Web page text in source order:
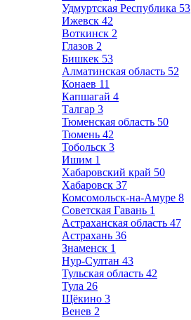
Удмуртская Республика 53
Ижевск 42
Воткинск 2
Глазов 2
Бишкек 53
Алматинская область 52
Конаев 11
Капшагай 4
Талгар 3
Тюменская область 50
Тюмень 42
Тобольск 3
Ишим 1
Хабаровский край 50
Хабаровск 37
Комсомольск-на-Амуре 8
Советская Гавань 1
Астраханская область 47
Астрахань 36
Знаменск 1
Нур-Султан 43
Тульская область 42
Тула 26
Щёкино 3
Венев 2